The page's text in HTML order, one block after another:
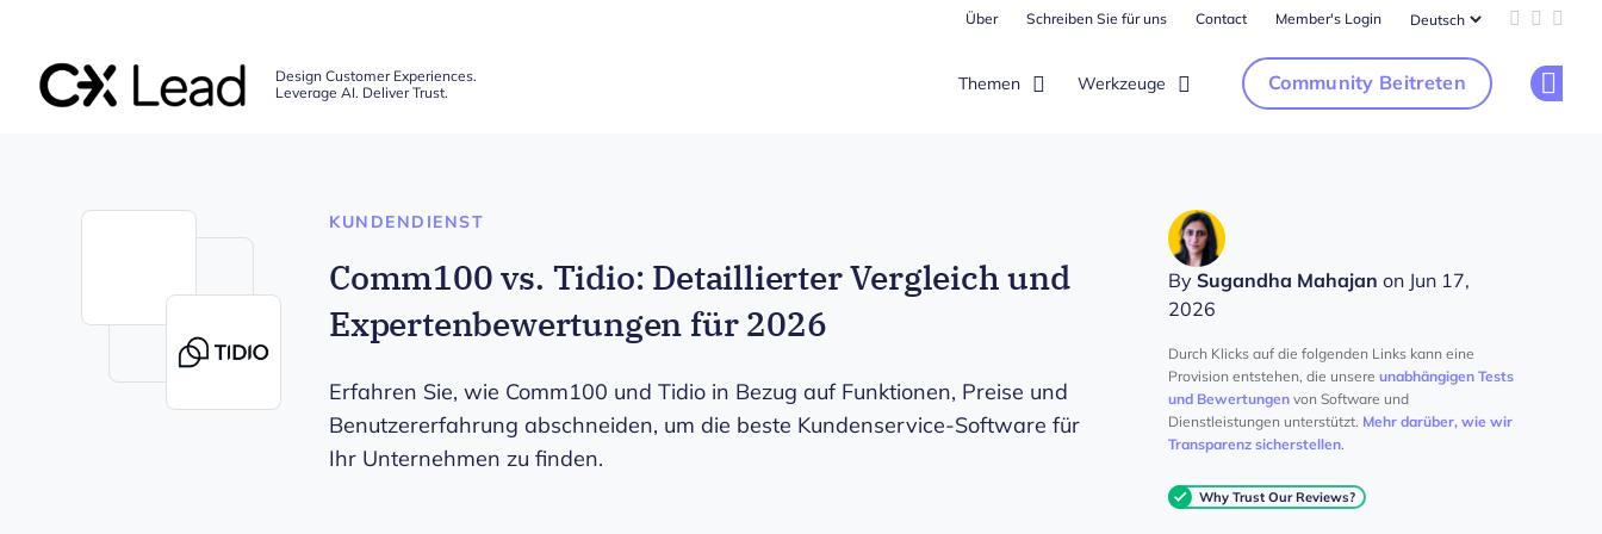
Über Schreiben Sie für uns Contact Member's Login Add us
Follow
Design Customer Experiences.
Leverage AI. Deliver Trust.
Themen Werkzeuge Community Beitreten
KUNDENDIENST
Comm100 vs. Tidio: Detaillierter Vergleich und
Expertenbewertungen für 2026
Erfahren Sie, wie Comm100 und Tidio in Bezug auf Funktionen, Preise und
Benutzererfahrung abschneiden, um die beste Kundenservice-Software für
Ihr Unternehmen zu finden.
By Sugandha Mahajan on Jun 17,
2026
Durch Klicks auf die folgenden Links kann eine
Provision entstehen, die unsere unabhängigen Tests
und Bewertungen von Software und
Dienstleistungen unterstützt. Mehr darüber, wie wir
Transparenz sicherstellen.
Why Trust Our Reviews?